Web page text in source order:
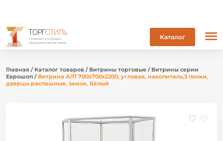
ТОРГСТИЛЬ
Производство и продажа
оборудования для магазинов
Каталог
Главная / Каталог товаров / Витрины торговые / Витрины серии
Еврошоп / Витрина А/П 700х700х2200, угловая, накопитель,3 полки,
дверцы распашные, замок, Белый